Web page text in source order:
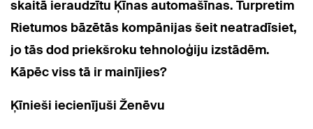
skaitā ieraudzītu Ķīnas automašīnas. Turpretim
Rietumos bāzētās kompānijas šeit neatradīsiet,
jo tās dod priekšroku tehnoloģiju izstādēm.
Kāpēc viss tā ir mainījies?
Ķīnieši iecienījuši Ženēvu